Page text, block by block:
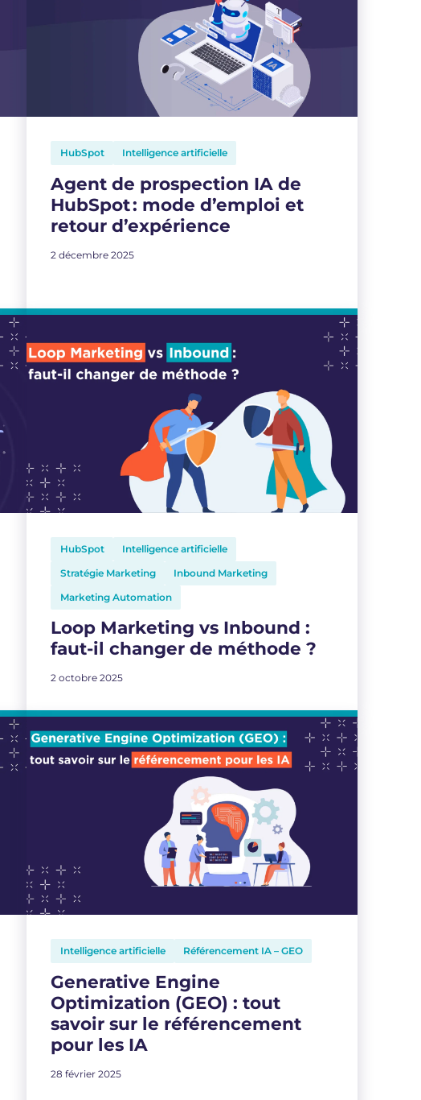
HubSpot Intelligence artificielle
Agent de prospection IA de
HubSpot : mode d’emploi et
retour d’expérience
2 décembre 2025
HubSpot
Intelligence artificielle
Stratégie Marketing
Inbound Marketing
Marketing Automation
Loop Marketing vs Inbound :
faut-il changer de méthode ?
2 octobre 2025
Intelligence artificielle Référencement IA – GEO
Generative Engine
Optimization (GEO) : tout
savoir sur le référencement
pour les IA
28 février 2025